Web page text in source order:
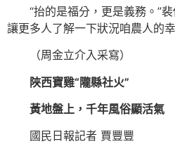
“抬的是福分，更是義務。”
讓更多人了解一下狀況咱農人的
（周金立介入采寫）
陜西寶雞“隴縣社火”
黃地盤上，千年風俗顯活氣
國民日報記者 賈豐豐